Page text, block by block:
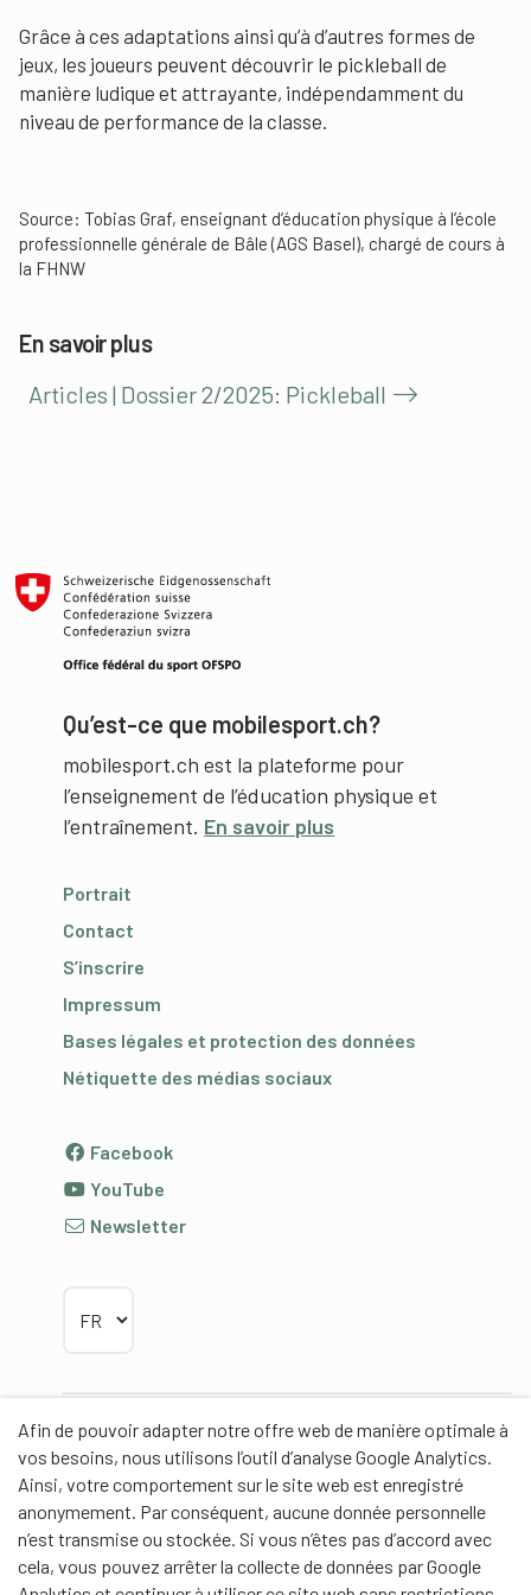
Afin de pouvoir adapter notre offre web de manière optimale à
vos besoins, nous utilisons l’outil d’analyse Google Analytics.
Ainsi, votre comportement sur le site web est enregistré
anonymement. Par conséquent, aucune donnée personnelle
n’est transmise ou stockée. Si vous n’êtes pas d’accord avec
cela, vous pouvez arrêter la collecte de données par Google
Grâce à ces adaptations ainsi qu’à d’autres formes de
jeux, les joueurs peuvent découvrir le pickleball de
manière ludique et attrayante, indépendamment du
niveau de performance de la classe.
Source: Tobias Graf, enseignant d’éducation physique à l’école
professionnelle générale de Bâle (AGS Basel), chargé de cours à
la FHNW
En savoir plus
Articles | Dossier 2/2025: Pickleball
Qu’est-ce que mobilesport.ch?
mobilesport.ch est la plateforme pour
l’enseignement de l’éducation physique et
l’entraînement. En savoir plus
Portrait
Contact
S’inscrire
Impressum
Bases légales et protection des données
Nétiquette des médias sociaux
Facebook
YouTube
Newsletter
Partenaires
Partenaires de contenus